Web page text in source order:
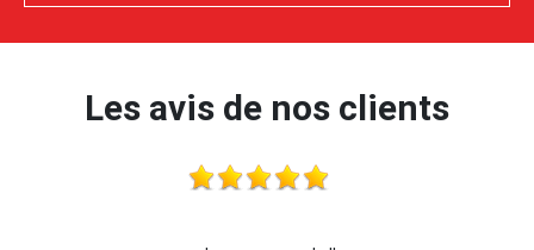
Les avis de nos clients